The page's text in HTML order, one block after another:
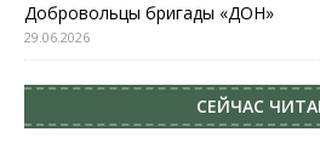
Добровольцы бригады «ДОН»
29.06.2026
СЕЙЧАС